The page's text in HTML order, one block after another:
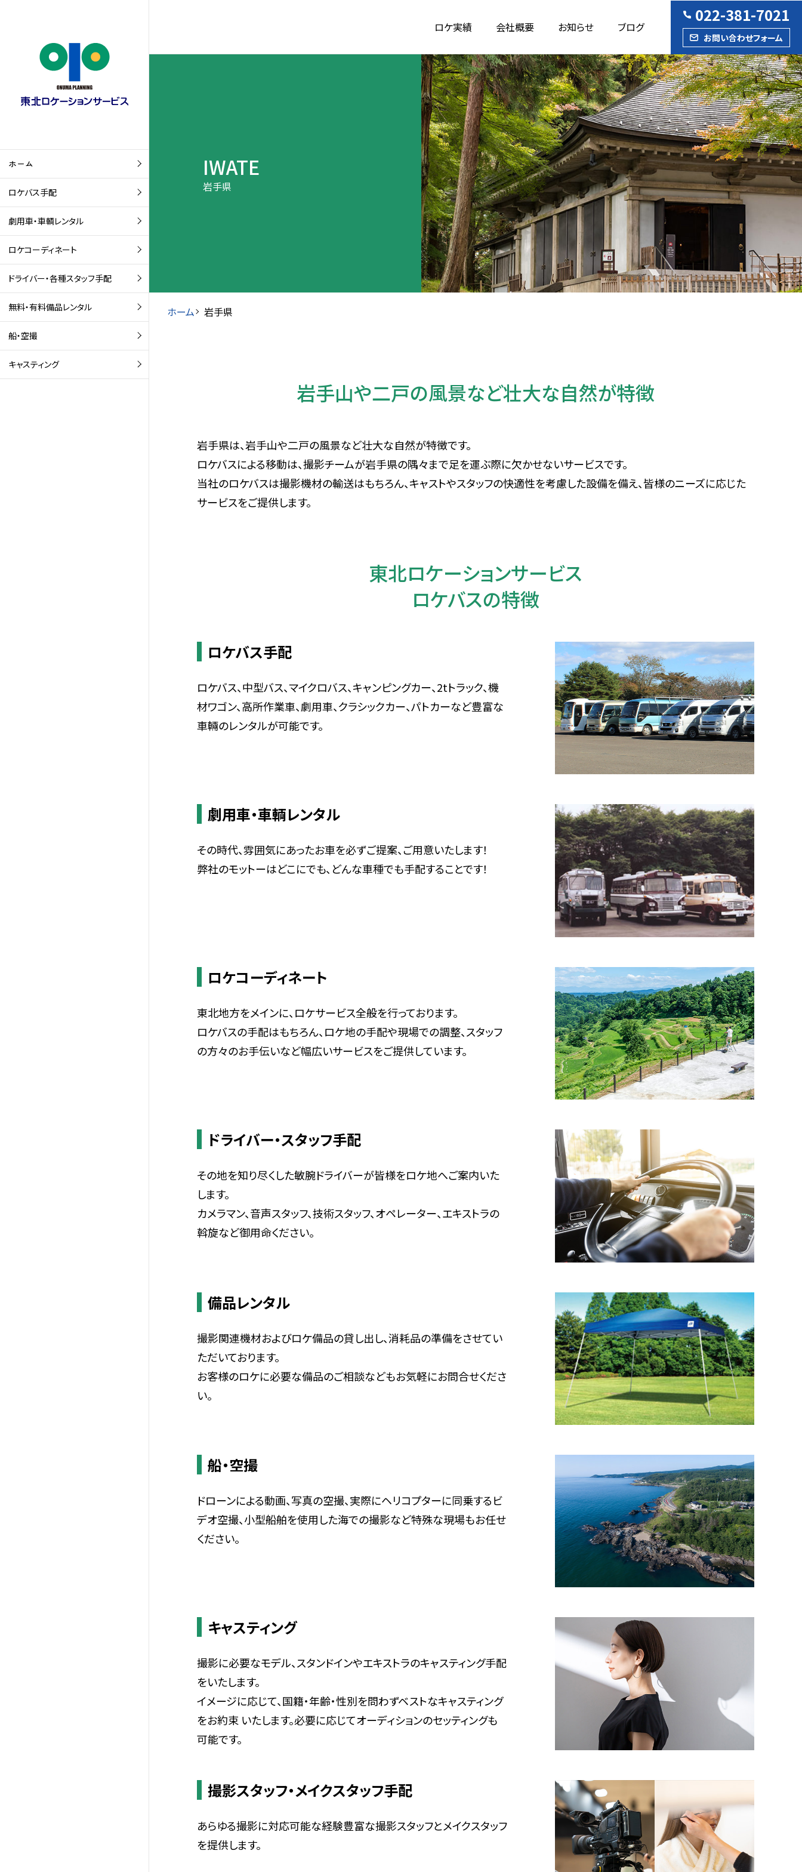
ホーム
ロケバス手配
劇用車・車輌レンタル
ロケコーディネート
ドライバー・各種スタッフ手配
無料・有料備品レンタル
船・空撮
キャスティング
ロケ実績 会社概要 お知らせ ブログ
022-381-7021
お問い合わせフォーム
IWATE
岩手県
ホーム 岩手県
岩手山や二戸の風景など壮大な自然が特徴
岩手県は、岩手山や二戸の風景など壮大な自然が特徴です。
ロケバスによる移動は、撮影チームが岩手県の隅々まで足を運ぶ際に欠かせないサービスです。
当社のロケバスは撮影機材の輸送はもちろん、キャストやスタッフの快適性を考慮した設備を備え、皆様のニーズに応じた
サービスをご提供します。
東北ロケーションサービス
ロケバスの特徴
ロケバス手配
ロケバス、中型バス、マイクロバス、キャンピングカー、2tトラック、機
材ワゴン、高所作業車、劇用車、クラシックカー、パトカーなど豊富な
車輛のレンタルが可能です。
劇用車・車輌レンタル
その時代、雰囲気にあったお車を必ずご提案、ご用意いたします！
弊社のモットーはどこにでも、どんな車種でも手配することです！
ロケコーディネート
東北地方をメインに、ロケサービス全般を行っております。
ロケバスの手配はもちろん、ロケ地の手配や現場での調整、スタッフ
の方々のお手伝いなど幅広いサービスをご提供しています。
ドライバー・スタッフ手配
その地を知り尽くした敏腕ドライバーが皆様をロケ地へご案内いた
します。
カメラマン、音声スタッフ、技術スタッフ、オペレーター、エキストラの
斡旋など御用命ください。
備品レンタル
撮影関連機材およびロケ備品の貸し出し、消耗品の準備をさせてい
ただいております。
お客様のロケに必要な備品のご相談などもお気軽にお問合せくださ
い。
船・空撮
ドローンによる動画、写真の空撮、実際にヘリコプターに同乗するビ
デオ空撮、小型船舶を使用した海での撮影など特殊な現場もお任せ
ください。
キャスティング
撮影に必要なモデル、スタンドインやエキストラのキャスティング手配
をいたします。
イメージに応じて、国籍・年齢・性別を問わずベストなキャスティング
をお約束 いたします。必要に応じてオーディションのセッティングも
可能です。
撮影スタッフ・メイクスタッフ手配
あらゆる撮影に対応可能な経験豊富な撮影スタッフとメイクスタッフ
を提供します。